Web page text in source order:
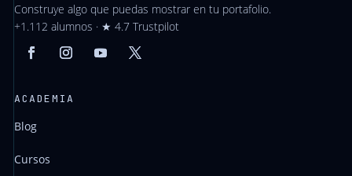
Construye algo que puedas mostrar en tu portafolio.
+1.112 alumnos · ★ 4.7 Trustpilot
ACADEMIA
Blog
Cursos